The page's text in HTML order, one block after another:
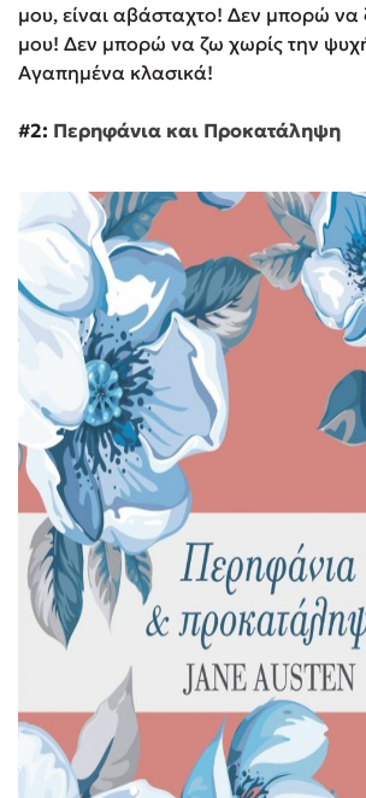
μου, είναι αβάσταχτο! Δεν μπορώ να
μου! Δεν μπορώ να ζω χωρίς την
Αγαπημένα κλασικά!
#2: Περηφάνια και Προκατάληψη